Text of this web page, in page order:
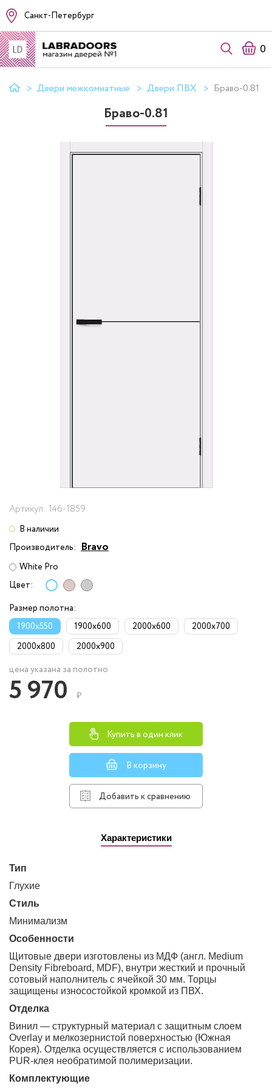
Санкт-Петербург
0
Двери межкомнатные Двери ПВХ Браво-0.81
Браво-0.81
Артикул: 146-1859
В наличии
Производитель: Bravo
White Pro
Цвет:
Размер полотна:
1900x550
1900x600 2000x600
2000x700
2000x800
2000x900
цена указана за полотно
5 970 ₽
Купить в один клик
В корзину
Добавить к сравнению
Характеристики
Тип
глухие
Стиль
минимализм
Особенности
Щитовые двери изготовлены из МДФ (англ. Medium
Density Fibreboard, MDF), внутри жесткий и прочный
сотовый наполнитель с ячейкой 30 мм. Торцы
защищены износостойкой кромкой из ПВХ.
Отделка
Винил — структурный материал с защитным слоем
Overlay и мелкозернистой поверхностью (Южная
Корея). Отделка осуществляется с использованием
PUR-клея необратимой полимеризации.
Комплектующие